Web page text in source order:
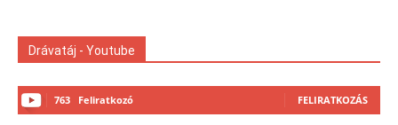
Drávatáj - Youtube
763 Feliratkozó FELIRATKOZÁS